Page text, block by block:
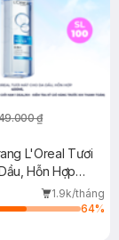
₫
L'Oreal Tươi
Hỗn Hợp
1.9k/tháng
64%